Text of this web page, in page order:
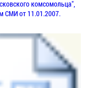
комсомольца",
СМИ от 11.01.2007.